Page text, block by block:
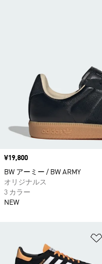
価格
¥19,800
BW アーミー / BW ARMY
オリジナルス
3 カラー
NEW